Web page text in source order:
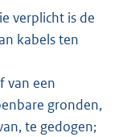
verplicht is de
kabels ten
van een
gronden,
te gedogen;